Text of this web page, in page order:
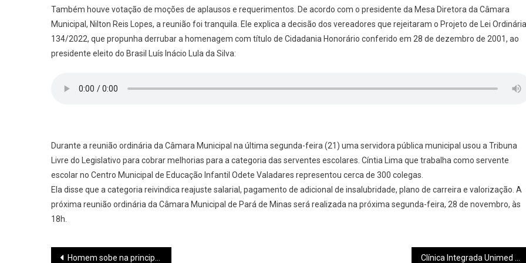
Também houve votação de moções de aplausos e requerimentos. De acordo com o presidente da Mesa Diretora da Câmara
Municipal, Nilton Reis Lopes, a reunião foi tranquila. Ele explica a decisão dos vereadores que rejeitaram o Projeto de Lei Ordinária
134/2022, que propunha derrubar a homenagem com título de Cidadania Honorário conferido em 28 de dezembro de 2001, ao
presidente eleito do Brasil Luís Inácio Lula da Silva:
Durante a reunião ordinária da Câmara Municipal na última segunda-feira (21) uma servidora pública municipal usou a Tribuna
Livre do Legislativo para cobrar melhorias para a categoria das serventes escolares. Cíntia Lima que trabalha como servente
escolar no Centro Municipal de Educação Infantil Odete Valadares representou cerca de 300 colegas.
Ela disse que a categoria reivindica reajuste salarial, pagamento de adicional de insalubridade, plano de carreira e valorização. A
próxima reunião ordinária da Câmara Municipal de Pará de Minas será realizada na próxima segunda-feira, 28 de novembro, às
18h.
Navegação
Homem sobe na principal árvore de natal instalada na Praça Torquato de Almeida e danifica iluminação da decoração Clínica Integrada Unimed é inaugurada